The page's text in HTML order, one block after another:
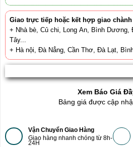
Giao trực tiếp hoặc kết hợp giao chành
+ Nhà bè, Củ chi, Long An, Bình Dương,
Tây...
+ Hà nội, Đà Nẳng, Cần Thơ, Đà Lạt,
Xem Báo Giá
Bảng giá được cập
Vận Chuyển Giao Hàng
Giao hàng nhanh chóng từ 8h-
24H